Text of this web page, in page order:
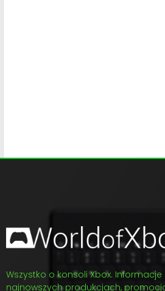
Wszystko o konsoli Xbox. Informacje
najnowszych produkcjach,